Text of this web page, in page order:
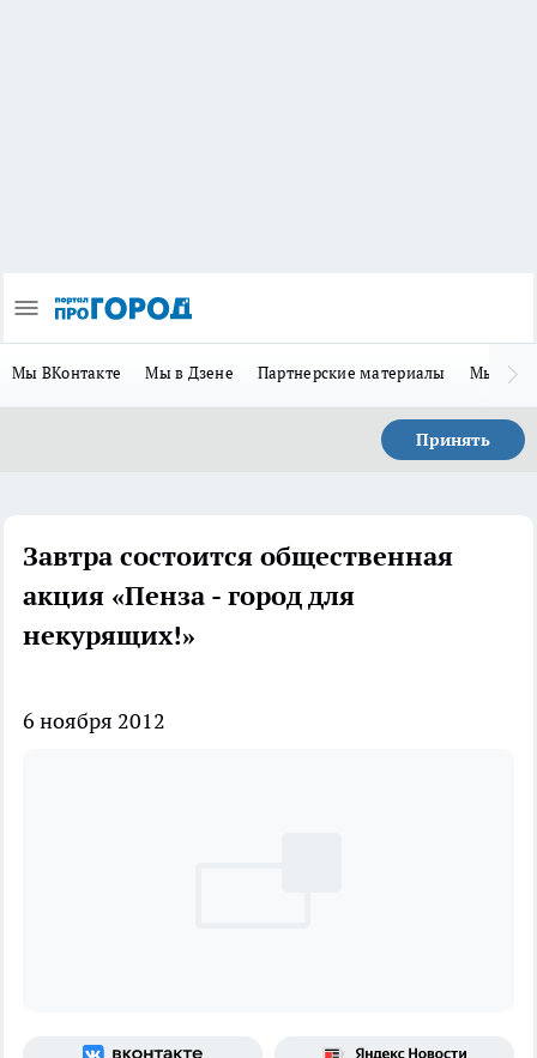
Мы ВКонтакте Мы в Дзене Партнерские материалы Мы в
Принять
Завтра состоится общественная
акция «Пенза - город для
некурящих!»
6 ноября 2012